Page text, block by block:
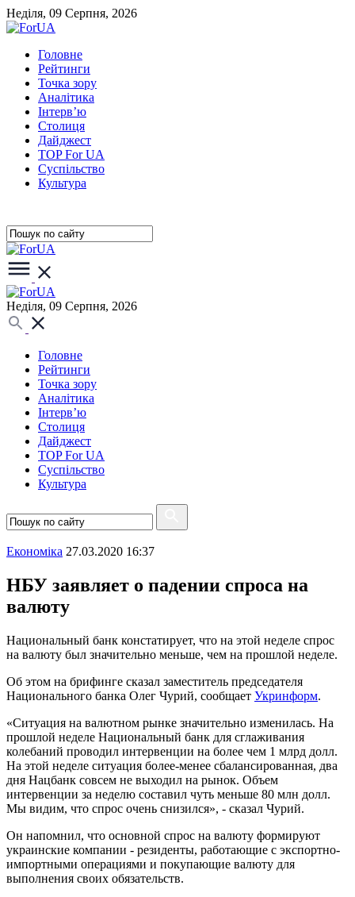
Неділя, 09 Серпня, 2026
Головне
Рейтинги
Точка зору
Аналітика
Інтерв’ю
Столиця
Дайджест
TOP For UA
Суспiльство
Культура
Неділя, 09 Серпня, 2026
Головне
Рейтинги
Точка зору
Аналітика
Інтерв’ю
Столиця
Дайджест
TOP For UA
Суспiльство
Культура
Економіка 27.03.2020 16:37
НБУ заявляет о падении спроса на
валюту
Национальный банк констатирует, что на этой неделе спрос
на валюту был значительно меньше, чем на прошлой неделе.
Об этом на брифинге сказал заместитель председателя
Национального банка Олег Чурий, сообщает Укринформ.
«Ситуация на валютном рынке значительно изменилась. На
прошлой неделе Национальный банк для сглаживания
колебаний проводил интервенции на более чем 1 млрд долл.
На этой неделе ситуация более-менее сбалансированная, два
дня Нацбанк совсем не выходил на рынок. Объем
интервенции за неделю составил чуть меньше 80 млн долл.
Мы видим, что спрос очень снизился», - сказал Чурий.
Он напомнил, что основной спрос на валюту формируют
украинские компании - резиденты, работающие с экспортно-
импортными операциями и покупающие валюту для
выполнения своих обязательств.